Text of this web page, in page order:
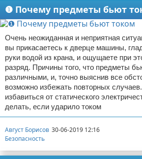
❶ Почему предметы бьют
Очень неожиданная и неприятная
вы прикасаетесь к дверце машины,
руки водой из крана, и ощущаете при
разряд. Причины того, что предметы
различными, и, точно выяснив все
возможно избежать повторных
избавиться от статического
делать, если ударило током
Август Борисов 30-06-2019 12:16
Безопасность